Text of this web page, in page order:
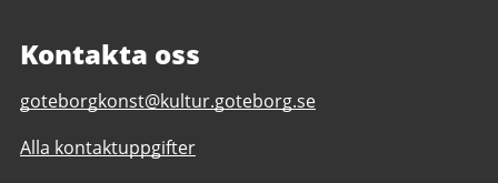
Kontakta oss
E-
till
goteborgkonst@kultur.goteborg.se
Alla kontaktuppgifter